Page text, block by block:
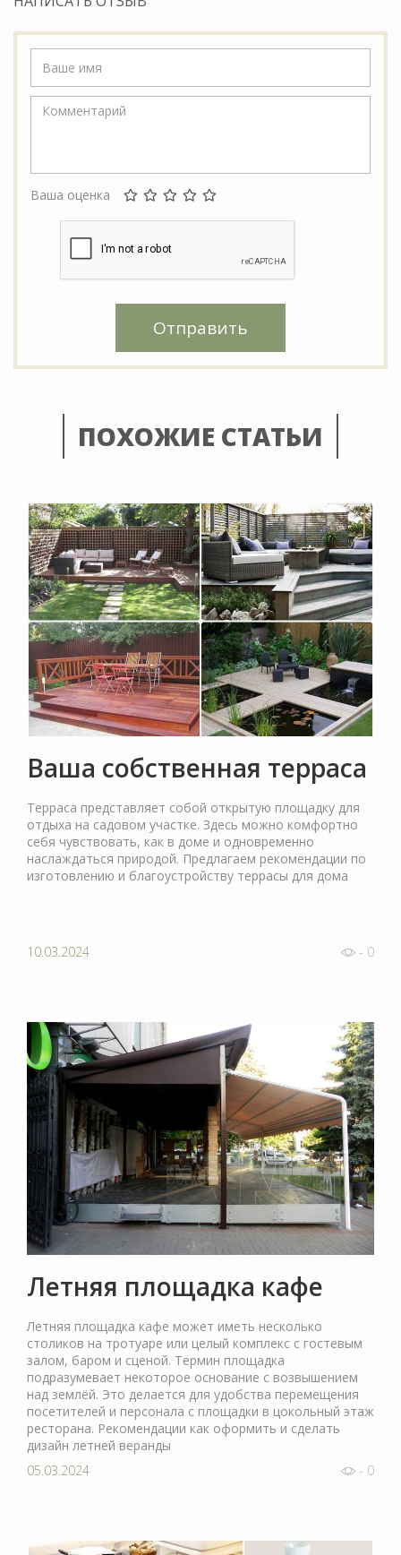
Ваша оценка
Отправить
ПОХОЖИЕ СТАТЬИ
Ваша собственная терраса
Терраса представляет собой открытую площадку для
отдыха на садовом участке. Здесь можно комфортно
себя чувствовать, как в доме и одновременно
наслаждаться природой. Предлагаем рекомендации по
изготовлению и благоустройству террасы для дома
10.03.2024 - 0
Летняя площадка кафе
Летняя площадка кафе может иметь несколько
столиков на тротуаре или целый комплекс с гостевым
залом, баром и сценой. Термин площадка
подразумевает некоторое основание с возвышением
над землёй. Это делается для удобства перемещения
посетителей и персонала с площадки в цокольный этаж
ресторана. Рекомендации как оформить и сделать
дизайн летней веранды
05.03.2024
- 0